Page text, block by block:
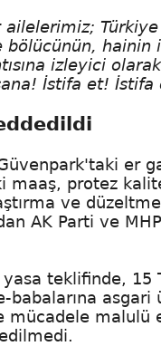
ailelerimiz;
izleyici olarak
İstifa et!
er
protez
ve
AK Parti ve
teklifinde, 15
babalarına
malulü